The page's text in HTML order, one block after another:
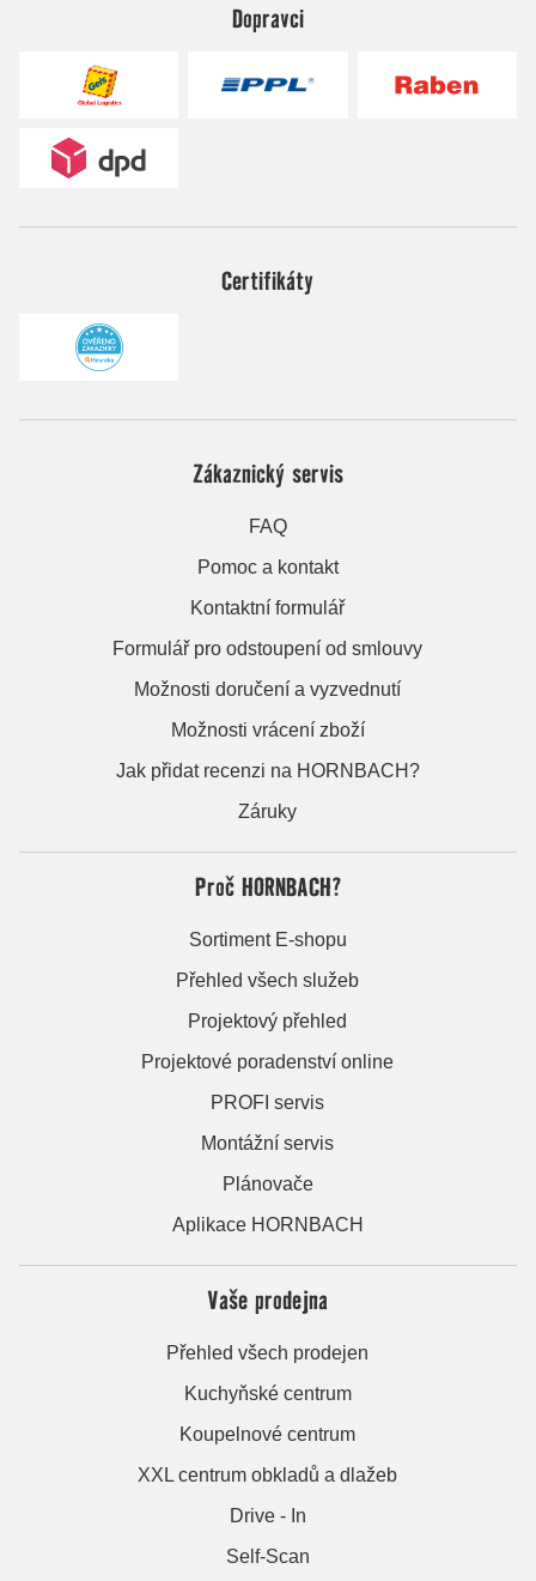
Dopravci
Certifikáty
Zákaznický servis
FAQ
Pomoc a kontakt
Kontaktní formulář
Formulář pro odstoupení od smlouvy
Možnosti doručení a vyzvednutí
Možnosti vrácení zboží
Jak přidat recenzi na HORNBACH?
Záruky
Proč HORNBACH?
Sortiment E-shopu
Přehled všech služeb
Projektový přehled
Projektové poradenství online
PROFI servis
Montážní servis
Plánovače
Aplikace HORNBACH
Vaše prodejna
Přehled všech prodejen
Kuchyňské centrum
Koupelnové centrum
XXL centrum obkladů a dlažeb
Drive - In
Self-Scan